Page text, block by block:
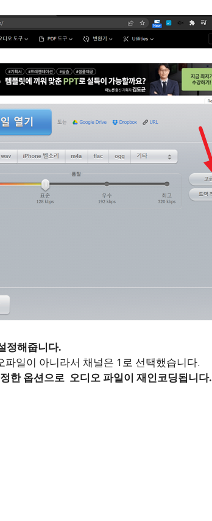
정해줍니다.
파일이 아니라서 채널은 1로 선택했습니다.
한 옵션으로 오디오 파일이 재인코딩됩니다.